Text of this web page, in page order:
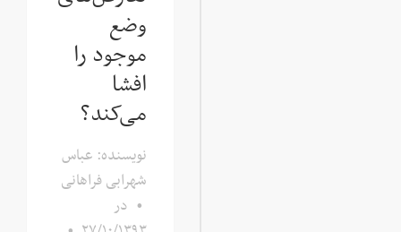
وضع
موجود را
افشا
می‌کند؟
نویسنده: عباس
شهرابی فراهانی
• در